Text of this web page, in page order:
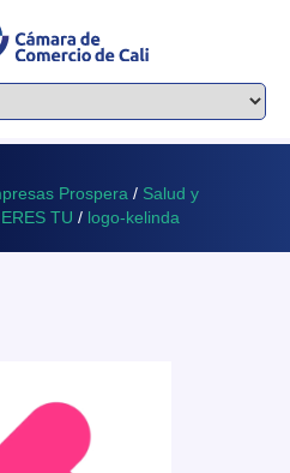
Prospera / Salud y
TU / logo-kelinda